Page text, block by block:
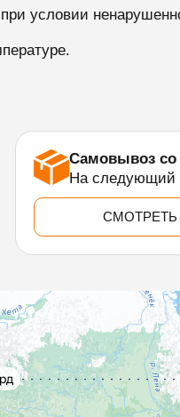
условии
Самовывоз со
На следующий
СМОТРЕТЬ